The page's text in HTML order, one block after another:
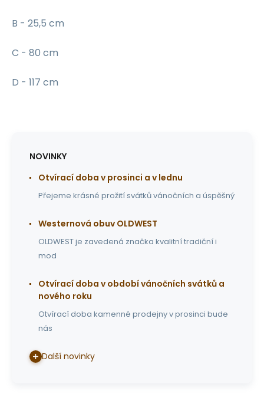
B - 25,5 cm
C - 80 cm
D - 117 cm
NOVINKY
Otvírací doba v prosinci a v lednu
Přejeme krásné prožití svátků vánočních a úspěšný
Westernová obuv OLDWEST
OLDWEST je zavedená značka kvalitní tradiční i
mod
Otvírací doba v období vánočních svátků a
nového roku
Otvírací doba kamenné prodejny v prosinci bude
nás
Další novinky